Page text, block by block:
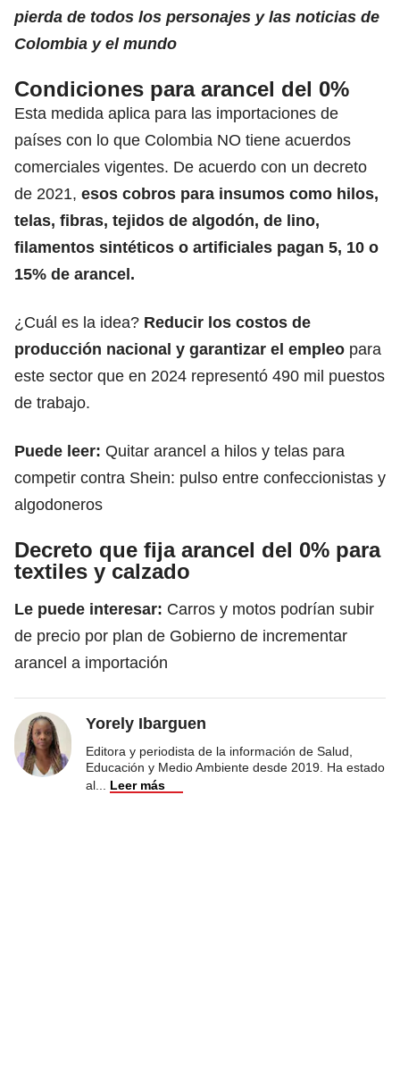
pierda de todos los personajes y las noticias de
Colombia y el mundo
Condiciones para arancel del 0%
Esta medida aplica para las importaciones de
países con lo que Colombia NO tiene acuerdos
comerciales vigentes. De acuerdo con un decreto
de 2021, esos cobros para insumos como hilos,
telas, fibras, tejidos de algodón, de lino,
filamentos sintéticos o artificiales pagan 5, 10 o
15% de arancel.
¿Cuál es la idea? Reducir los costos de
producción nacional y garantizar el empleo para
este sector que en 2024 representó 490 mil puestos
de trabajo.
Puede leer: Quitar arancel a hilos y telas para
competir contra Shein: pulso entre confeccionistas y
algodoneros
Decreto que fija arancel del 0% para
textiles y calzado
Le puede interesar: Carros y motos podrían subir
de precio por plan de Gobierno de incrementar
arancel a importación
Yorely Ibarguen
Editora y periodista de la información de Salud,
Educación y Medio Ambiente desde 2019. Ha estado
al
Leer más